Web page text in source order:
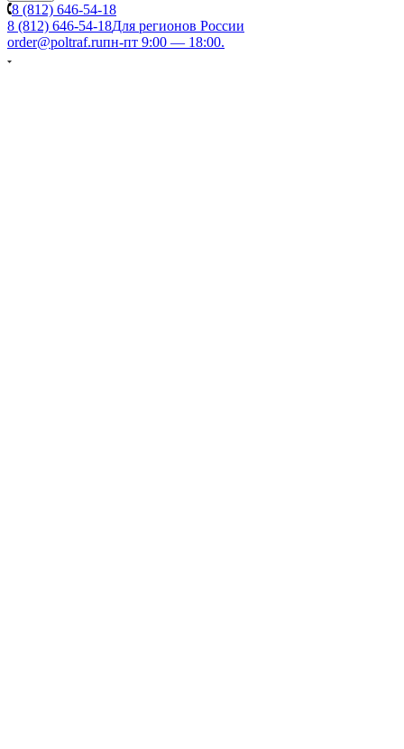
8 (812) 646-54-18
8 (812) 646-54-18Для регионов России
order@poltraf.ruпн-пт 9:00 — 18:00.